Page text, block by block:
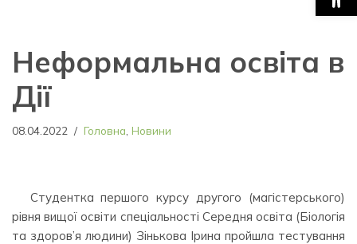
Неформальна освіта в
Дії
08.04.2022 Головна Новини
Студентка першого курсу другого (магістерського)
рівня вищої освіти спеціальності Середня освіта (Біологія
та здоров’я людини) Зінькова Ірина пройшла тестування